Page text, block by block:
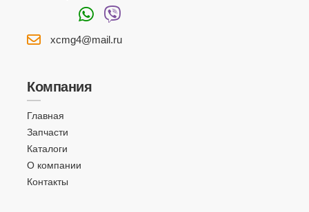
xcmg4@mail.ru
Компания
Главная
Запчасти
Каталоги
О компании
Контакты